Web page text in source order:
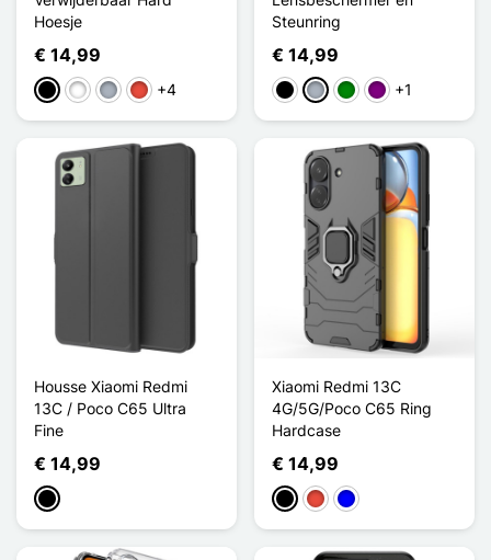
Hoesje
€ 14,99
ZwartWit GrijsRood+4
Steunring
€ 14,99
ZwartGrijsGroenPurper
+1
Housse Xiaomi Redmi
13C / Poco C65 Ultra
Fine
€ 14,99
Zwart
Xiaomi Redmi 13C
4G/5G/Poco C65 Ring
Hardcase
€ 14,99
ZwartRoodBlauw